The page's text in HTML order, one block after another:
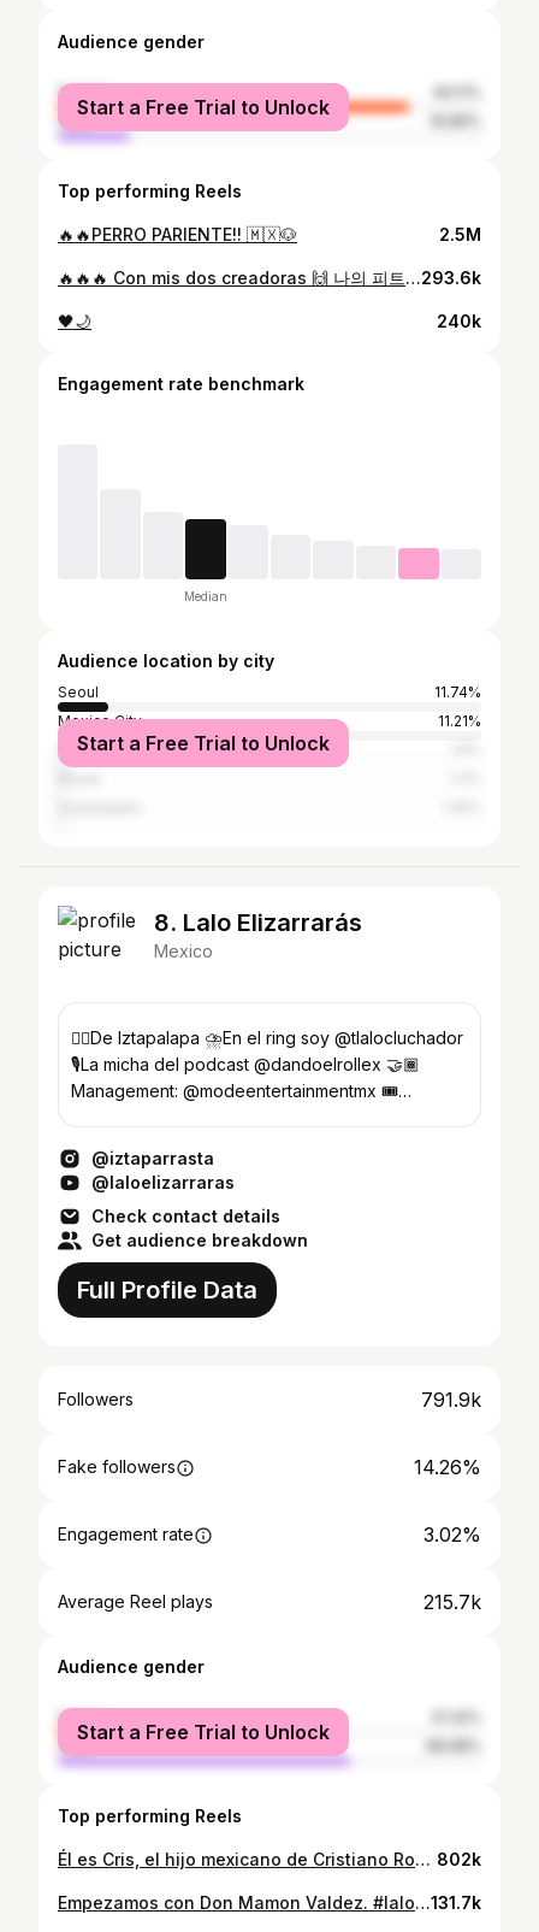
Audience gender
female
male
Start a Free Trial to Unlock
Top performing Reels
🔥🔥PERRO PARIENTE!! 🇲🇽🐶 2.5M
🔥🔥🔥 Con mis dos creadoras 🙌 나의 피트니스 버전을 만들어주신 든든한 쌤들 👏293.6k
🖤🌙 240k
Engagement rate benchmark
Median
Audience location by city
Seoul
11.74%
Mexico City
11.21%
Monterrey
Start a Free Trial to Unlock
8. Lalo Elizarrarás
Mexico
❤️‍🔥De Iztapalapa ⛈️En el ring soy @tlalocluchador
🎙️La micha del podcast @dandoelrollex 🤝🏾
Management: @modeentertainmentmx 🎟️
@iztaparrasta
@laloelizarraras
Check contact details
Get audience breakdown
Full Profile Data
Followers 791.9k
Fake followers 14.26%
Engagement rate 3.02%
Average Reel plays 215.7k
Audience gender
female
male
Start a Free Trial to Unlock
Top performing Reels
Él es Cris, el hijo mexicano de Cristiano Ronaldo. #iztaparrasta #laloelizarraras #laloelizarrarás #cr7 #cristianoronaldo 802k
Empezamos con Don Mamon Valdez. #laloelizarraras #iztaparrasta #laloelizarrarás #giannipex #rulomatías131.7k